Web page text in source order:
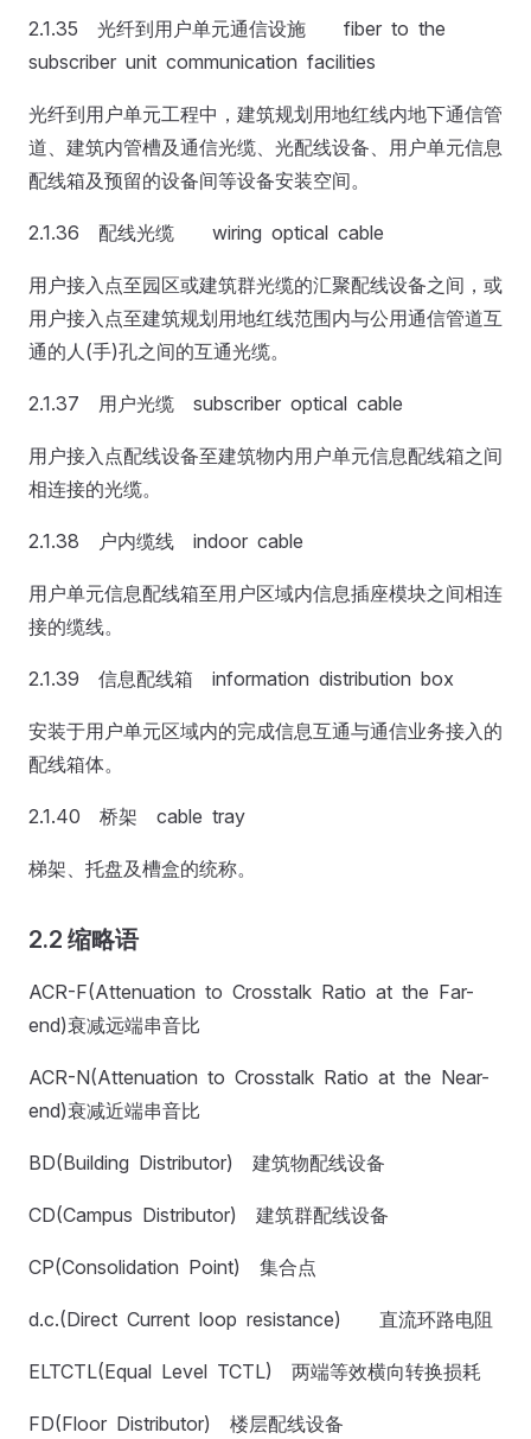
2.1.35 光纤到用户单元通信设施 fiber to the
subscriber unit communication facilities
光纤到用户单元工程中，建筑规划用地红线内地下通信管
道、建筑内管槽及通信光缆、光配线设备、用户单元信息
配线箱及预留的设备间等设备安装空间。
2.1.36 配线光缆 wiring optical cable
用户接入点至园区或建筑群光缆的汇聚配线设备之间，或
用户接入点至建筑规划用地红线范围内与公用通信管道互
通的人(手)孔之间的互通光缆。
2.1.37 用户光缆 subscriber optical cable
用户接入点配线设备至建筑物内用户单元信息配线箱之间
相连接的光缆。
2.1.38 户内缆线 indoor cable
用户单元信息配线箱至用户区域内信息插座模块之间相连
接的缆线。
2.1.39 信息配线箱 information distribution box
安装于用户单元区域内的完成信息互通与通信业务接入的
配线箱体。
2.1.40 桥架 cable tray
梯架、托盘及槽盒的统称。
2.2 缩略语
ACR-F(Attenuation to Crosstalk Ratio at the Far-
end)衰减远端串音比
ACR-N(Attenuation to Crosstalk Ratio at the Near-
end)衰减近端串音比
BD(Building Distributor) 建筑物配线设备
CD(Campus Distributor) 建筑群配线设备
CP(Consolidation Point) 集合点
d.c.(Direct Current loop resistance) 直流环路电阻
ELTCTL(Equal Level TCTL) 两端等效横向转换损耗
FD(Floor Distributor) 楼层配线设备